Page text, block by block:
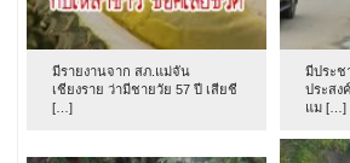
มีรายงานจาก สภ.แม่จัน
เชียงราย ว่ามีชายวัย 57 ปี เสียชี
[…]
มีประช
ประสง
แม […]